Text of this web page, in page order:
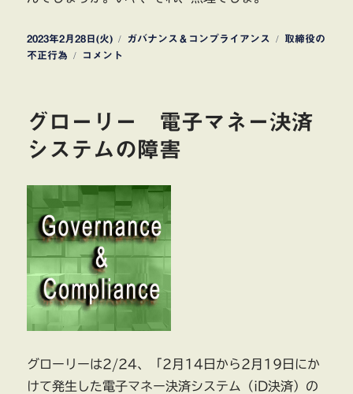
投
稿
2023年2月28日(火)
カ
ガバナンス＆コンプライアンス
タ
取締役の
不正行為
カ
リ
イ
東
地
裁
の
初
公
判
を
主
コメント
グローリー 電子マネー決済
システムの障害
グローリーは2/24、「2月14日から2月19日にか
けて発生した電子マネー決済システム（iD決済）の